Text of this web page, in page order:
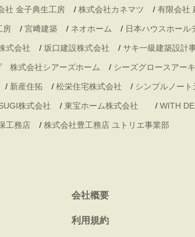
社 金子典生工房 / 株式会社カネマツ / 有限会社
房 / 宮﨑建築 / ネオホーム / 日本ハウスホール
式会社 / 坂口建設株式会社 / サキ一級建築設
株式会社シアーズホーム / シーズグロースアー
/ 新産住拓 / 松栄住宅株式会社 / シンプルノー
株式会社 / 東宝ホーム株式会社 / WITH
工務店 / 株式会社豊工務店 ユトリエ事業部
会社概要
利用規約